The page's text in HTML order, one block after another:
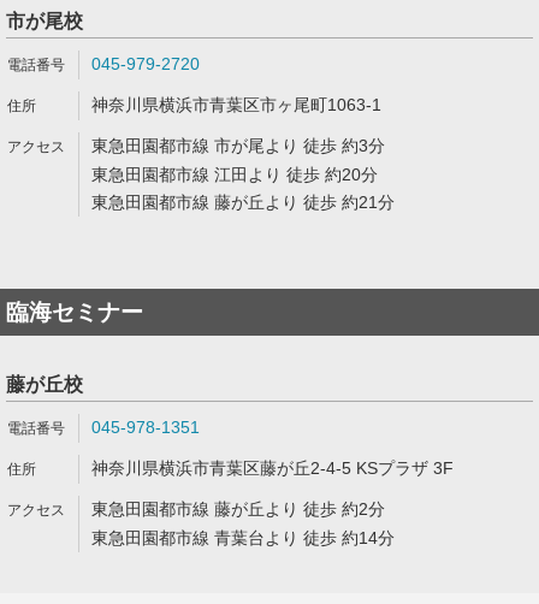
市が尾校
045-979-2720
神奈川県横浜市青葉区市ヶ尾町1063-1
東急田園都市線 市が尾より 徒歩 約3分
東急田園都市線 江田より 徒歩 約20分
東急田園都市線 藤が丘より 徒歩 約21分
臨海セミナー
藤が丘校
045-978-1351
神奈川県横浜市青葉区藤が丘2-4-5 KSプラザ 3F
東急田園都市線 藤が丘より 徒歩 約2分
東急田園都市線 青葉台より 徒歩 約14分